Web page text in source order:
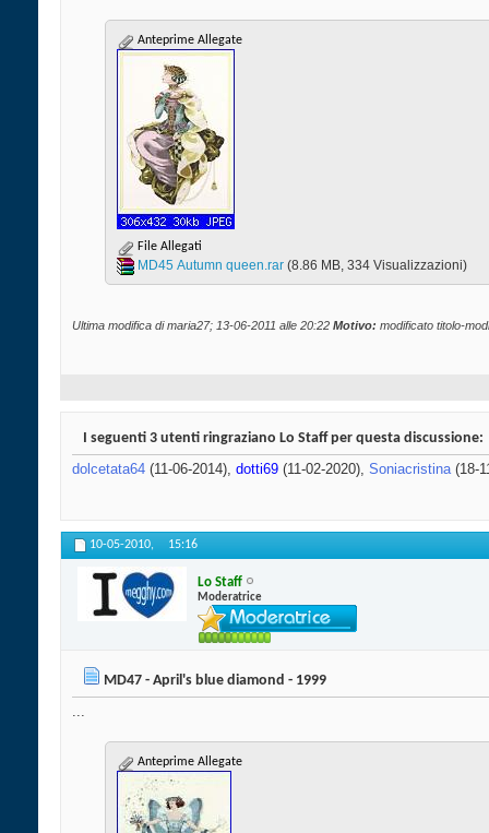
Anteprime Allegate
File Allegati
MD45 Autumn queen.rar‎ (8.86 MB, 334 Visualizzazioni)
Ultima modifica di maria27; 13-06-2011 alle 20:22 Motivo: modificato titolo-
I seguenti 3 utenti ringraziano Lo Staff per questa discussione:
dolcetata64 (11-06-2014), dotti69 (11-02-2020), Soniacristina(18-
10-05-2010, 15:16
Lo Staff
Moderatrice
MD47 - April's blue diamond - 1999
...
Anteprime Allegate